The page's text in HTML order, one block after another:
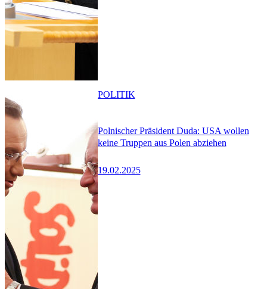
Polnischer Präsident Duda: USA wollen
keine Truppen aus Polen abziehen
19.02.2025
POLITIK